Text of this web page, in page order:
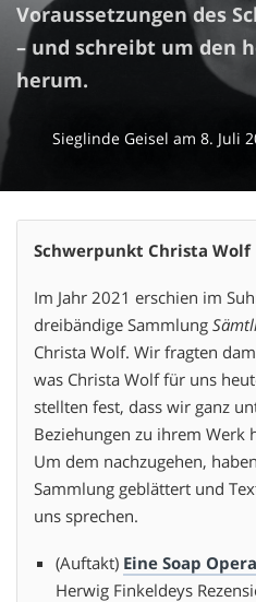
Voraussetzungen des
– und schreibt um den
herum.
Sieglinde Geisel am 8. Juli
Schwerpunkt Christa Wolf
Im Jahr 2021 erschien im
dreibändige Sammlung
Christa Wolf. Wir fragten
was Christa Wolf für uns
stellten fest, dass wir ganz
Beziehungen zu ihrem Werk
Um dem nachzugehen,
Sammlung geblättert und
uns sprechen.
(Auftakt) Eine Soap
Herwig Finkeldeys